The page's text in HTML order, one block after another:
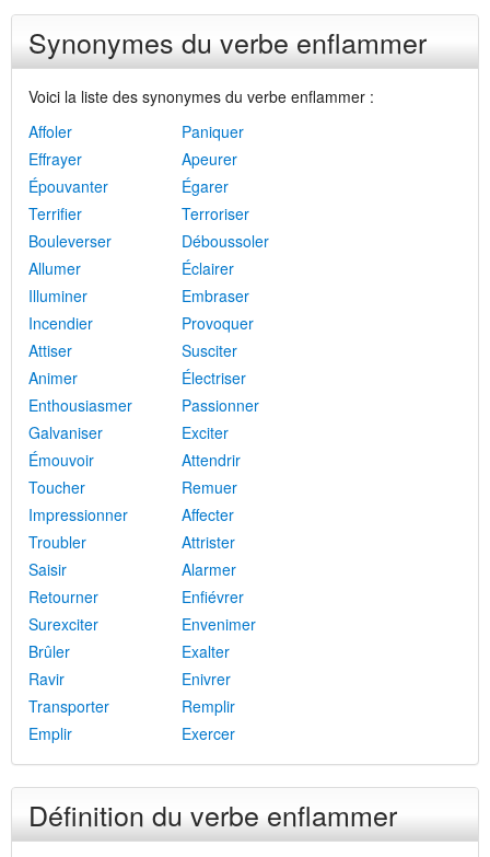
Synonymes du verbe enflammer
Voici la liste des synonymes du verbe enflammer :
Affoler
Paniquer
Effrayer
Apeurer
Épouvanter
Égarer
Terrifier
Terroriser
Bouleverser
Déboussoler
Allumer
Éclairer
Illuminer
Embraser
Incendier
Provoquer
Attiser
Susciter
Animer
Électriser
Enthousiasmer
Passionner
Galvaniser
Exciter
Émouvoir
Attendrir
Toucher
Remuer
Impressionner
Affecter
Troubler
Attrister
Saisir
Alarmer
Retourner
Enfiévrer
Surexciter
Envenimer
Brûler
Exalter
Ravir
Enivrer
Transporter
Remplir
Emplir
Exercer
Définition du verbe enflammer